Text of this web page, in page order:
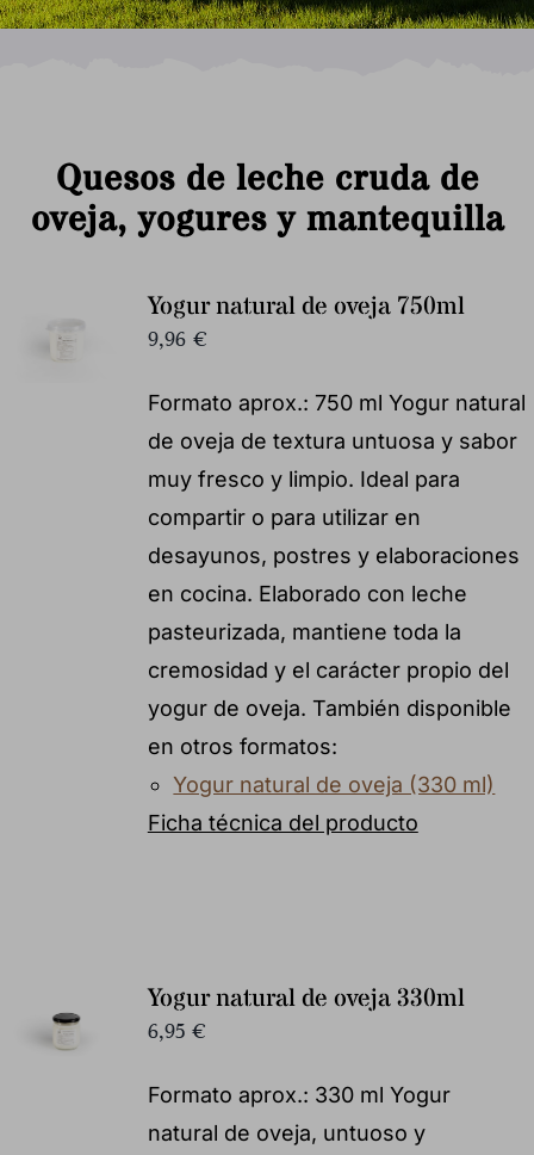
Quesos de leche cruda de
oveja, yogures y mantequilla
Yogur natural de oveja 750ml
9,96 €
Formato aprox.: 750 ml Yogur natural
de oveja de textura untuosa y sabor
muy fresco y limpio. Ideal para
compartir o para utilizar en
desayunos, postres y elaboraciones
en cocina. Elaborado con leche
pasteurizada, mantiene toda la
cremosidad y el carácter propio del
yogur de oveja. También disponible
en otros formatos:
Yogur natural de oveja (330 ml)
Ficha técnica del producto
Yogur natural de oveja 330ml
6,95 €
Formato aprox.: 330 ml Yogur
natural de oveja, untuoso y